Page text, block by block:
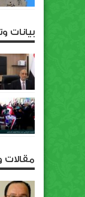
بيانات
مقالات